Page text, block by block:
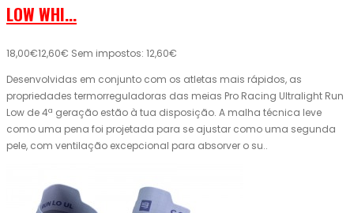
LOW WHI...
18,00€12,60€ Sem impostos: 12,60€
Desenvolvidas em conjunto com os atletas mais rápidos, as
propriedades termorreguladoras das meias Pro Racing Ultralight Run
Low de 4ª geração estão à tua disposição. A malha técnica leve
como uma pena foi projetada para se ajustar como uma segunda
pele, com ventilação excepcional para absorver o su..